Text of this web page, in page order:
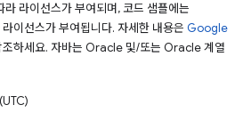
라 라이선스가 부여되며, 코드 샘플에는
라이선스가 부여됩니다. 자세한 내용은 Google
조하세요. 자바는 Oracle 및/또는 Oracle 계열